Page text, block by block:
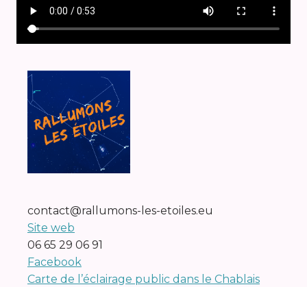
contact@rallumons-les-etoiles.eu
Site web
06 65 29 06 91
Facebook
Carte de l’éclairage public dans le Chablais